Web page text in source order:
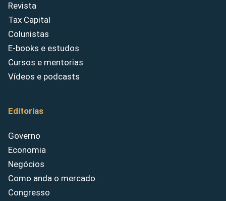
Revista
Tax Capital
Colunistas
E-books e estudos
Cursos e mentorias
Vídeos e podcasts
Editorias
Governo
Economia
Negócios
Como anda o mercado
Congresso